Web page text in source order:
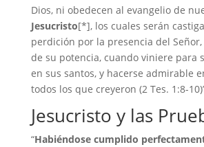
Dios, ni obedecen al evangelio de
Jesucristo[*], los cuales serán
perdición por la presencia del
de su potencia, cuando viniere para
en sus santos, y hacerse admirable
todos los que creyeron (2 Tes. 1:8-
Jesucristo y las
“Habiéndose cumplido